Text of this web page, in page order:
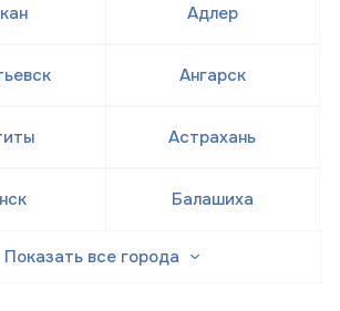
Адлер
Ангарск
Астрахань
Балашиха
Показать все города